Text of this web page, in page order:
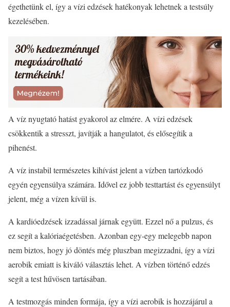
égethetünk el, így a vízi edzések hatékonyak lehetnek a testsúly
kezelésében.
A víz nyugtató hatást gyakorol az elmére. A vízi edzések
csökkentik a stresszt, javítják a hangulatot, és elősegítik a
pihenést.
A víz instabil természetes kihívást jelent a vízben tartózkodó
egyén egyensúlya számára. Idővel ez jobb testtartást és egyensúlyt
jelent, még a vízen kívül is.
A kardióedzések izzadással járnak együtt. Ezzel nő a pulzus, és
ez segít a kalóriaégetésben. Azonban egy-egy melegebb napon
nem biztos, hogy jó döntés még pluszban megizzadni, így a vízi
aerobik emiatt is kiváló választás lehet. A vízben történő edzés
segít a test hűvösen tartásában.
A testmozgás minden formája, így a vízi aerobik is hozzájárul a